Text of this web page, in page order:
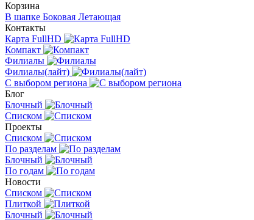
Корзина
В шапке Боковая Летающая
Контакты
Карта FullHD
Компакт
Филиалы
Филиалы(лайт)
С выбором региона
Блог
Блочный
Списком
Проекты
Списком
По разделам
Блочный
По годам
Новости
Списком
Плиткой
Блочный